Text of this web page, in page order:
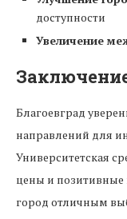
доступности
Увеличение
Благоевград
направлений для
Университетская
цены и позитивные
город отличным